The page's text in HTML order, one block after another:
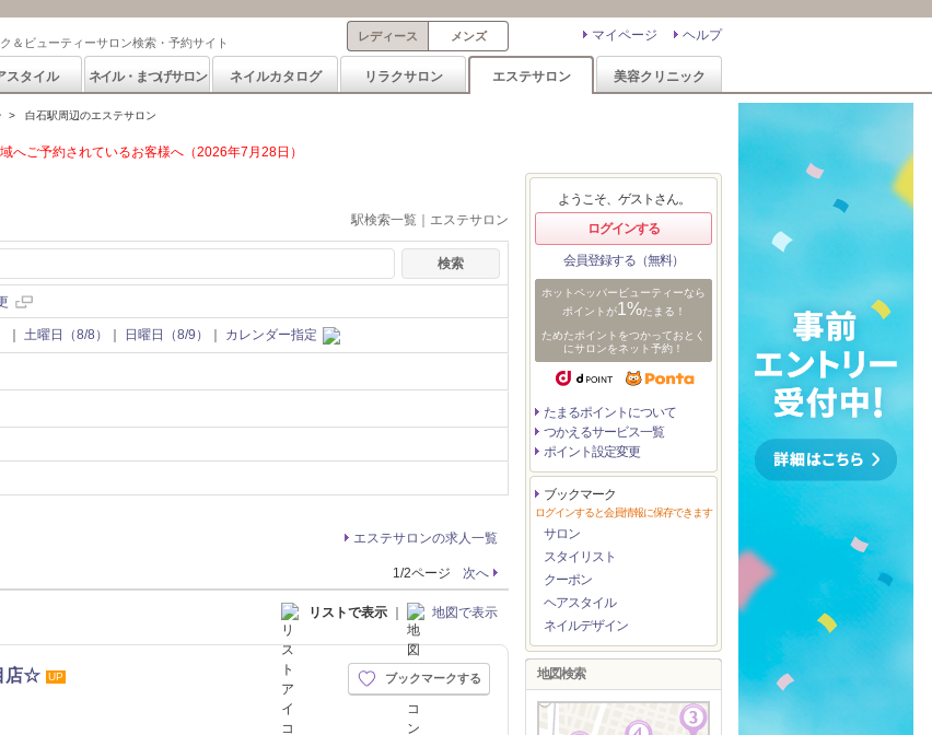
＆ビューティーサロン検索・予約サイト ヘルプ
マイページ
レディース メンズ
スタイル ネイル・まつげサロン ネイルカタログ リラクサロン エステサロン 美容クリニック
> 白石駅周辺のエステサロン
へご予約されているお客様へ（2026年7月28日）
駅検索一覧｜エステサロン
土曜日（8/8） 日曜日（8/9） カレンダー指定
エステサロンの求人一覧
1/2ページ 次へ
リストで表示 ｜ 地図で表示
店☆ UP ブックマークする
ようこそ、ゲストさん。
ログインする
会員登録する（無料）
ホットペッパービューティーなら
ポイントが1%たまる！
ためたポイントをつかっておとく
にサロンをネット予約！
たまるポイントについて
つかえるサービス一覧
ポイント設定変更
ブックマーク
ログインすると会員情報に保存できます
サロン
スタイリスト
クーポン
ヘアスタイル
ネイルデザイン
地図検索